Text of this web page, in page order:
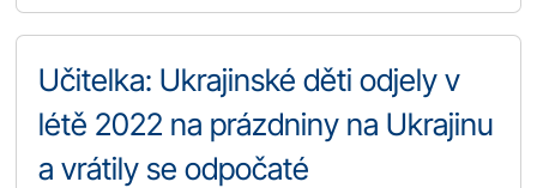
Učitelka: Ukrajinské děti odjely v
létě 2022 na prázdniny na Ukrajinu
a vrátily se odpočaté